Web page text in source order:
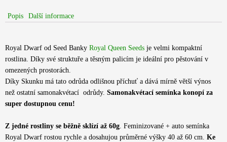
Popis Další informace
Royal Dwarf od Seed Banky Royal Queen Seeds je velmi kompaktní
rostlina. Díky své struktuře a těsným palicím je ideální pro pěstování v
omezených prostorách.
Díky Skunku má tato odrůda odlišnou příchuť a dává mírně větší výnos
než ostatní samonakvétací odrůdy. Samonakvétací semínka konopí za
super dostupnou cenu!
Z jedné rostliny se běžně sklízí až 60g. Feminizované + auto semínka
Royal Dwarf rostou rychle a dosahujou průměrné výšky 40 až 60 cm. Ke